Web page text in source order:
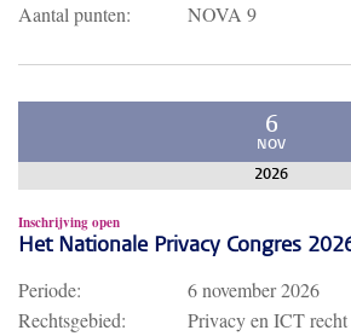
Aantal punten:
NOVA 9
6
NOV
2026
Inschrijving open
Het Nationale Privacy Congres
Periode:
6 november 2026
Rechtsgebied:
Privacy en ICT recht